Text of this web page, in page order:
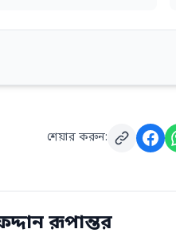
শেয়ার করুন:
রূপান্তর